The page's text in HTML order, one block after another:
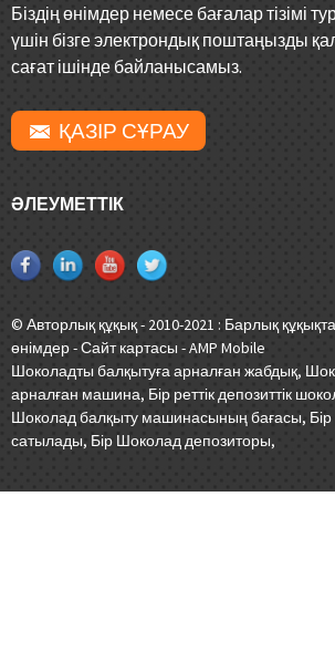
Біздің өнімдер немесе бағалар тізімі
үшін бізге электрондық поштаңызды
сағат ішінде байланысамыз.
ҚАЗІР СҰРАУ
ӘЛЕУМЕТТІК
© Авторлық құқық - 2010-2021 : Барлық
өнімдер-Сайт картасы -AMP Mobile
Шоколадты балқытуға арналған жабдық,
арналған машина, Бір реттік депозиттік
Шоколад балқыту машинасының бағасы,
сатылады, Бір Шоколад депозиторы,